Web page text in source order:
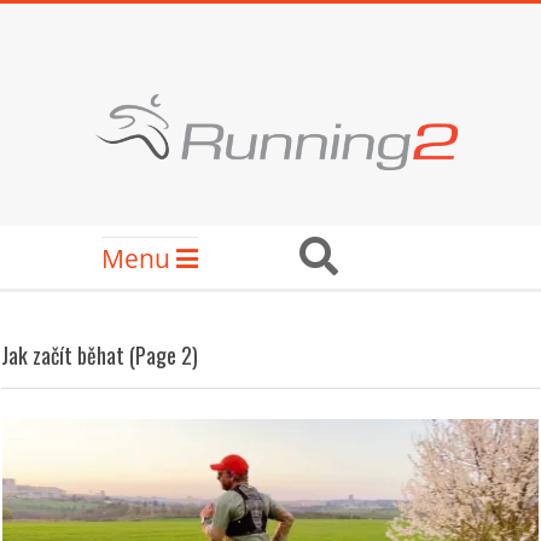
Secondary
Navigation
Menu Search
Jak začít běhat (Page 2)